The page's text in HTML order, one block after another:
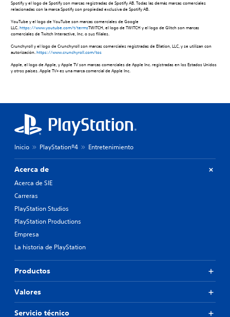
Spotify y el logo de Spotify son marcas registradas de Spotify AB. Todas las demás marcas comerciales
relacionadas con la marca Spotify son propiedad exclusiva de Spotify AB.
YouTube y el logo de YouTube son marcas comerciales de Google
LLC.https://www.youtube.com/t/termsTWITCH, el logo de TWITCH y el logo de Glitch son marcas
comerciales de Twitch Interactive, Inc. o sus filiales.
Crunchyroll y el logo de Crunchyroll son marcas comerciales registradas de Ellation, LLC, y se utilizan con
autorización.https://www.crunchyroll.com/tos
Apple, el logo de Apple, y Apple TV son marcas comerciales de Apple Inc. registradas en los Estados Unidos
y otros países. Apple TV+ es una marca comercial de Apple Inc.
Inicio PlayStation®4 Entretenimiento
Acerca de
Acerca de SIE
Carreras
PlayStation Studios
PlayStation Productions
Empresa
La historia de PlayStation
Productos
Valores
Servicio técnico